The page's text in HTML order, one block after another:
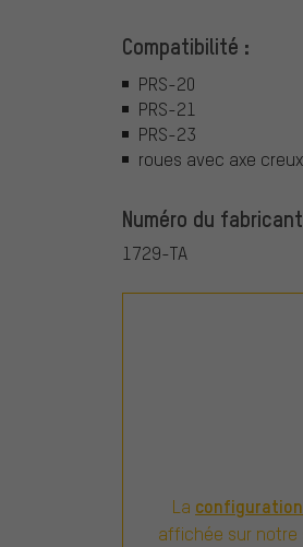
Compatibilité :
PRS-20
PRS-21
PRS-23
roues avec axe
Numéro du
1729-TA
La
affichée sur notre